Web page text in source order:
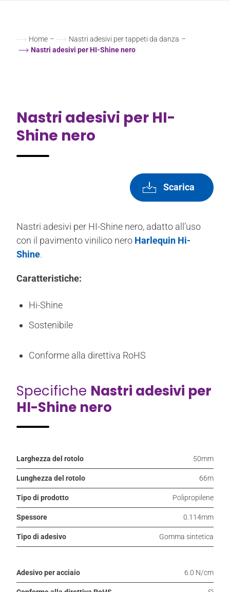
Home – Nastri adesivi per tappeti da danza –
Nastri adesivi per HI-Shine nero
Nastri adesivi per HI-
Shine nero
Scarica
Nastri adesivi per HI-Shine nero, adatto all’uso
con il pavimento vinilico nero Harlequin Hi-
Shine.
Caratteristiche:
Hi-Shine
Sostenibile
Conforme alla direttiva RoHS
Specifiche Nastri adesivi per
HI-Shine nero
Larghezza del rotolo 50mm
Lunghezza del rotolo 66m
Tipo di prodotto Polipropilene
Spessore 0.114mm
Tipo di adesivo Gomma sintetica
Adesivo per acciaio 6.0 N/cm